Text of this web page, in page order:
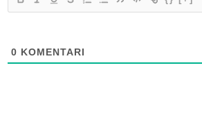
0 KOMENTARI